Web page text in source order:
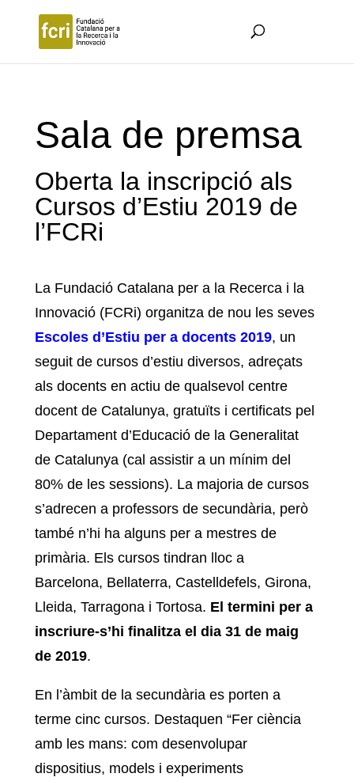
Sala de premsa
Oberta la inscripció als
Cursos d’Estiu 2019 de
l’FCRi
La Fundació Catalana per a la Recerca i la
Innovació (FCRi) organitza de nou les seves
Escoles d’Estiu per a docents 2019, un
seguit de cursos d’estiu diversos, adreçats
als docents en actiu de qualsevol centre
docent de Catalunya, gratuïts i certificats pel
Departament d’Educació de la Generalitat
de Catalunya (cal assistir a un mínim del
80% de les sessions). La majoria de cursos
s’adrecen a professors de secundària, però
també n’hi ha alguns per a mestres de
primària. Els cursos tindran lloc a
Barcelona, Bellaterra, Castelldefels, Girona,
Lleida, Tarragona i Tortosa. El termini per a
inscriure-s’hi finalitza el dia 31 de maig
de 2019.
En l’àmbit de la secundària es porten a
terme cinc cursos. Destaquen “Fer ciència
amb les mans: com desenvolupar
dispositius, models i experiments